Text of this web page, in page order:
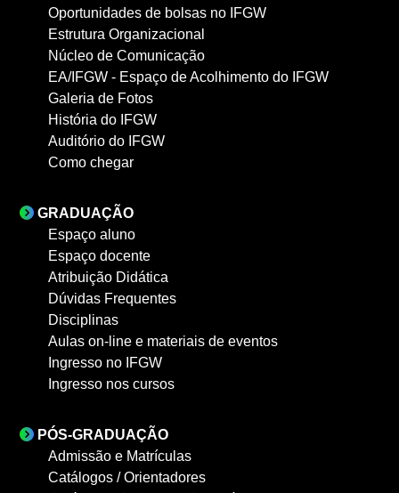
Oportunidades de bolsas no IFGW
Estrutura Organizacional
Núcleo de Comunicação
EA/IFGW - Espaço de Acolhimento do IFGW
Galeria de Fotos
História do IFGW
Auditório do IFGW
Como chegar
GRADUAÇÃO
Espaço aluno
Espaço docente
Atribuição Didática
Dúvidas Frequentes
Disciplinas
Aulas on-line e materiais de eventos
Ingresso no IFGW
Ingresso nos cursos
PÓS-GRADUAÇÃO
Admissão e Matrículas
Catálogos / Orientadores